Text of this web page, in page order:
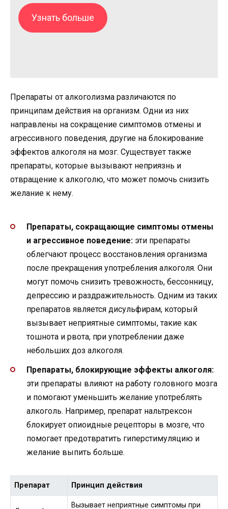
Узнать больше
Препараты от алкоголизма различаются по
принципам действия на организм. Одни из них
направлены на сокращение симптомов отмены и
агрессивного поведения, другие на блокирование
эффектов алкоголя на мозг. Существует также
препараты, которые вызывают неприязнь и
отвращение к алкоголю, что может помочь снизить
желание к нему.
Препараты, сокращающие симптомы отмены
и агрессивное поведение: эти препараты
облегчают процесс восстановления организма
после прекращения употребления алкоголя. Они
могут помочь снизить тревожность, бессонницу,
депрессию и раздражительность. Одним из таких
препаратов является дисульфирам, который
вызывает неприятные симптомы, такие как
тошнота и рвота, при употреблении даже
небольших доз алкоголя.
Препараты, блокирующие эффекты алкоголя:
эти препараты влияют на работу головного мозга
и помогают уменьшить желание употреблять
алкоголь. Например, препарат нальтрексон
блокирует опиоидные рецепторы в мозге, что
помогает предотвратить гиперстимуляцию и
желание выпить больше.
Препарат Принцип действия
Вызывает неприятные симптомы при